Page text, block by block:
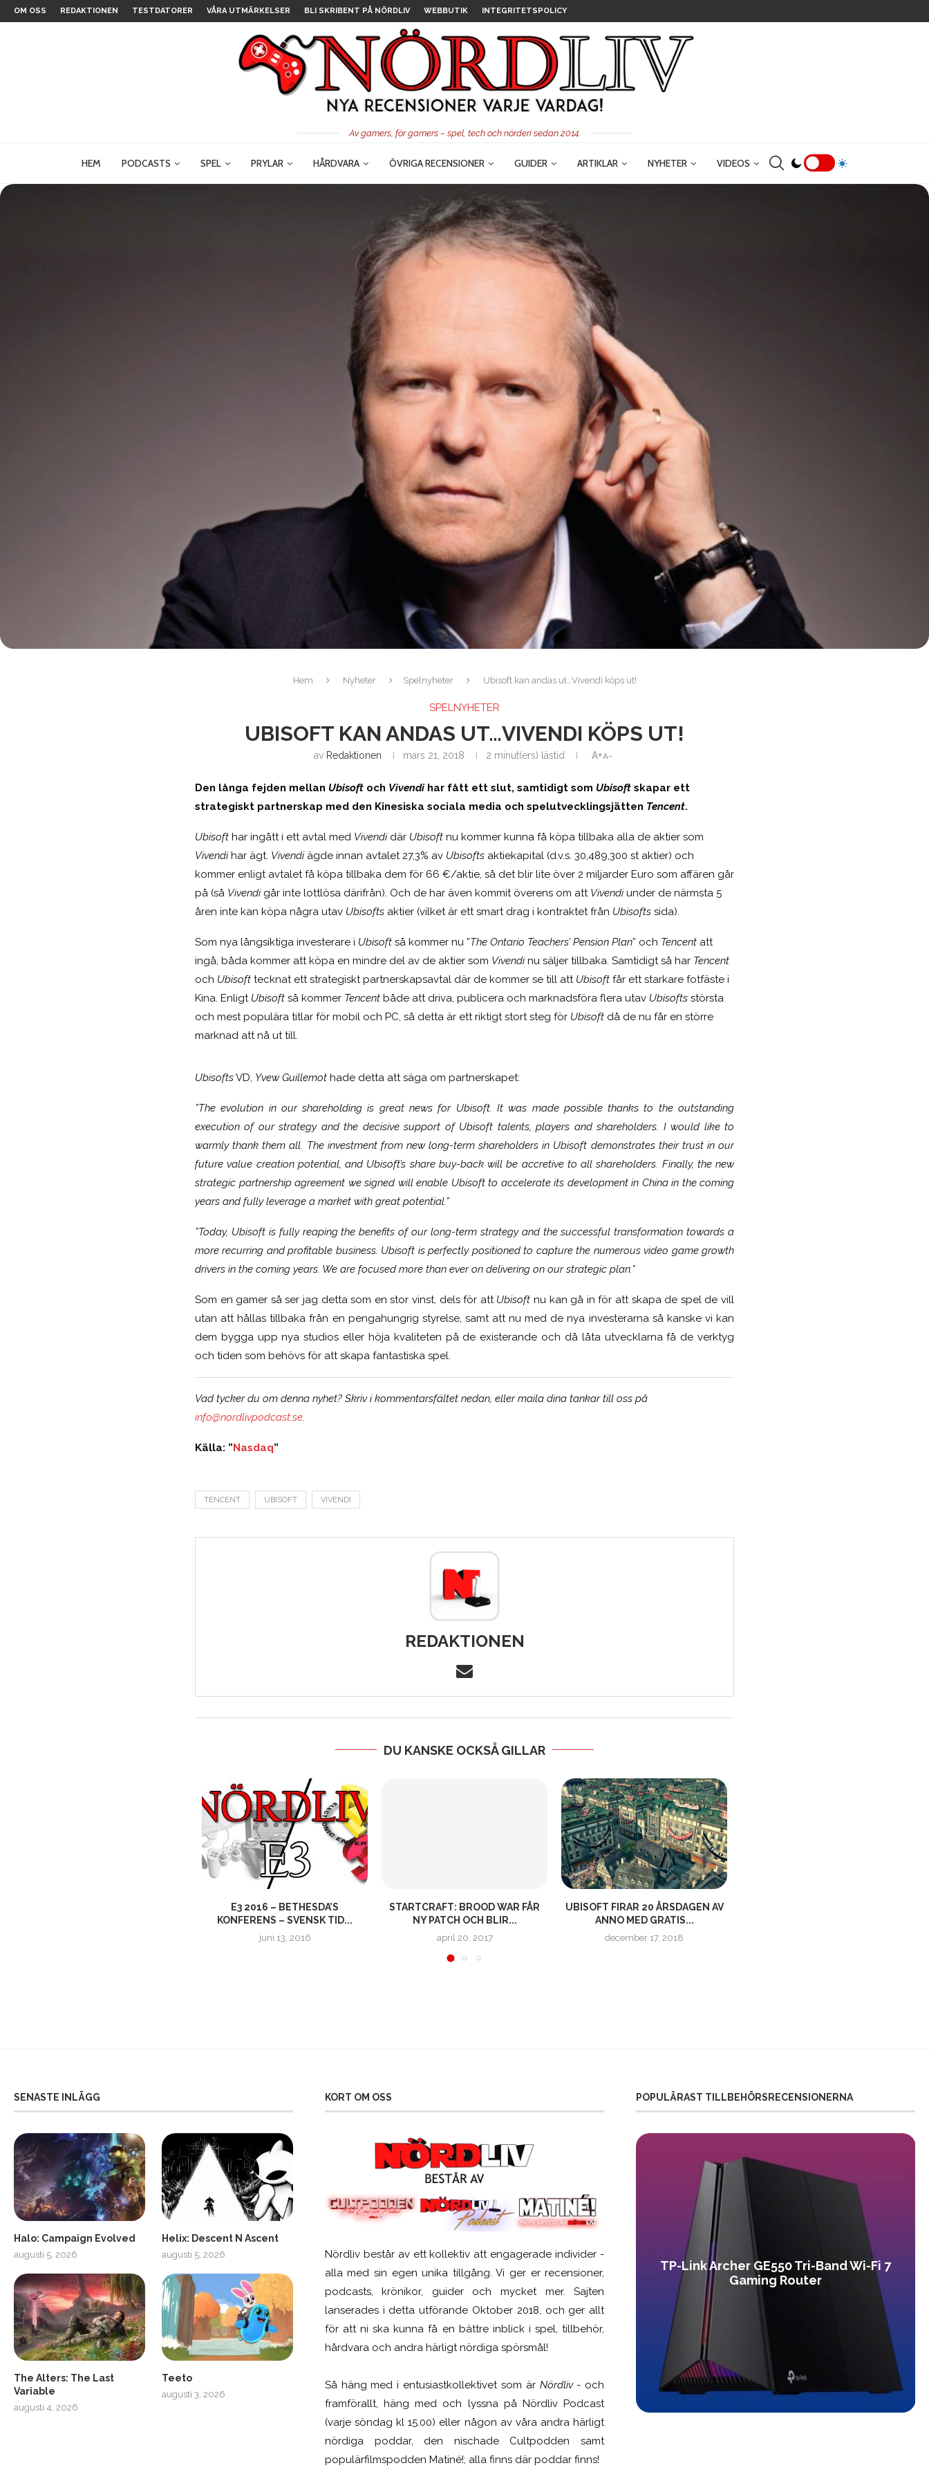
OM OSS REDAKTIONEN TESTDATORER VÅRA UTMÄRKELSER BLI SKRIBENT PÅ NÖRDLIV WEBBUTIK INTEGRITETSPOLICY
Av gamers, för gamers – spel, tech och nörderi sedan 2014.
HEM PODCASTS SPEL PRYLAR HÅRDVARA ÖVRIGA RECENSIONER GUIDER ARTIKLAR NYHETER VIDEOS
Hem Nyheter Spelnyheter Ubisoft kan andas ut…Vivendi köps ut!
SPELNYHETER
UBISOFT KAN ANDAS UT…VIVENDI KÖPS UT!
av Redaktionen mars 21, 2018 2 minut(ers) lästid A+A-
Den långa fejden mellan Ubisoft och Vivendihar fått ett slut, samtidigt som Ubisoft skapar ett
strategiskt partnerskap med den Kinesiska sociala media och spelutvecklingsjätten Tencent.
Ubisoft har ingått i ett avtal med Vivendidär Ubisoft nu kommer kunna få köpa tillbaka alla de aktier som
Vivendihar ägt. Vivendiägde innan avtalet 27,3% av Ubisofts aktiekapital (d.v.s. 30,489,300 st aktier) och
kommer enligt avtalet få köpa tillbaka dem för 66 €/aktie, så det blir lite över 2 miljarder Euro som affären går
på (så Vivendigår inte lottlösa därifrån). Och de har även kommit överens om att Vivendiunder de närmsta 5
åren inte kan köpa några utav Ubisofts aktier (vilket är ett smart drag i kontraktet från Ubisofts sida).
Som nya långsiktiga investerare i Ubisoft så kommer nu ”The Ontario Teachers’ Pension Plan” och Tencent att
ingå, båda kommer att köpa en mindre del av de aktier som Vivendinu säljer tillbaka. Samtidigt så har Tencent
och Ubisoft tecknat ett strategiskt partnerskapsavtal där de kommer se till att Ubisoft får ett starkare fotfäste i
Kina. Enligt Ubisoft så kommer Tencent både att driva, publicera och marknadsföra flera utav Ubisofts största
och mest populära titlar för mobil och PC, så detta är ett riktigt stort steg för Ubisoft då de nu får en större
marknad att nå ut till.
UbisoftsVD, Yvew Guillemot hade detta att säga om partnerskapet:
”The evolution in our shareholding is great news for Ubisoft. It was made possible thanks to the outstanding
execution of our strategy and the decisive support of Ubisoft talents, players and shareholders. I would like to
warmly thank them all. The investment from new long-term shareholders in Ubisoft demonstrates their trust in our
future value creation potential, and Ubisoft’s share buy-back will be accretive to all shareholders. Finally, the new
strategic partnership agreement we signed will enable Ubisoft to accelerate its development in China in the coming
years and fully leverage a market with great potential.”
”Today, Ubisoft is fully reaping the benefits of our long-term strategy and the successful transformation towards a
more recurring and profitable business. Ubisoft is perfectly positioned to capture the numerous video game growth
drivers in the coming years. We are focused more than ever on delivering on our strategic plan.”
Som en gamer så ser jag detta som en stor vinst, dels för att Ubisoft nu kan gå in för att skapa de spel de vill
utan att hållas tillbaka från en pengahungrig styrelse, samt att nu med de nya investerarna så kanske vi kan
dem bygga upp nya studios eller höja kvaliteten på de existerande och då låta utvecklarna få de verktyg
och tiden som behövs för att skapa fantastiska spel.
Vad tycker du om denna nyhet? Skriv i kommentarsfältet nedan, eller maila dina tankar till oss på
info@nordlivpodcast.se.
Källa: ”Nasdaq”
TENCENT UBISOFT VIVENDI
REDAKTIONEN
DU KANSKE OCKSÅ GILLAR
E3 2016 – BETHESDA’S
KONFERENS – SVENSK TID...
juni 13, 2016
STARTCRAFT: BROOD WAR FÅR
NY PATCH OCH BLIR...
april 20, 2017
UBISOFT FIRAR 20 ÅRSDAGEN AV
ANNO MED GRATIS...
december 17, 2018
SENASTE INLÄGG
Halo: Campaign Evolved
augusti 5, 2026
Helix: Descent N Ascent
augusti 5, 2026
The Alters: The Last
Variable
augusti 4, 2026
Teeto
augusti 3, 2026
KORT OM OSS
Nördliv består av ett kollektiv att engagerade individer -
alla med sin egen unika tillgång. Vi ger er recensioner,
podcasts, krönikor, guider och mycket mer. Sajten
lanserades i detta utförande Oktober 2018, och ger allt
för att ni ska kunna få en bättre inblick i spel, tillbehör,
hårdvara och andra härligt nördiga spörsmål!
Så häng med i entusiastkollektivet som är Nördliv- och
framförallt, häng med och lyssna på Nördliv Podcast
(varje söndag kl 15.00) eller någon av våra andra härligt
nördiga poddar, den nischade Cultpodden samt
populärfilmspodden Matiné!; alla finns där poddar finns!
POPULÄRAST TILLBEHÖRSRECENSIONERNA
SCUF Gaming Omega Logitech G316 X 98
TP-Link Archer GE550 Tri-Band Wi-Fi 7
Gaming Router